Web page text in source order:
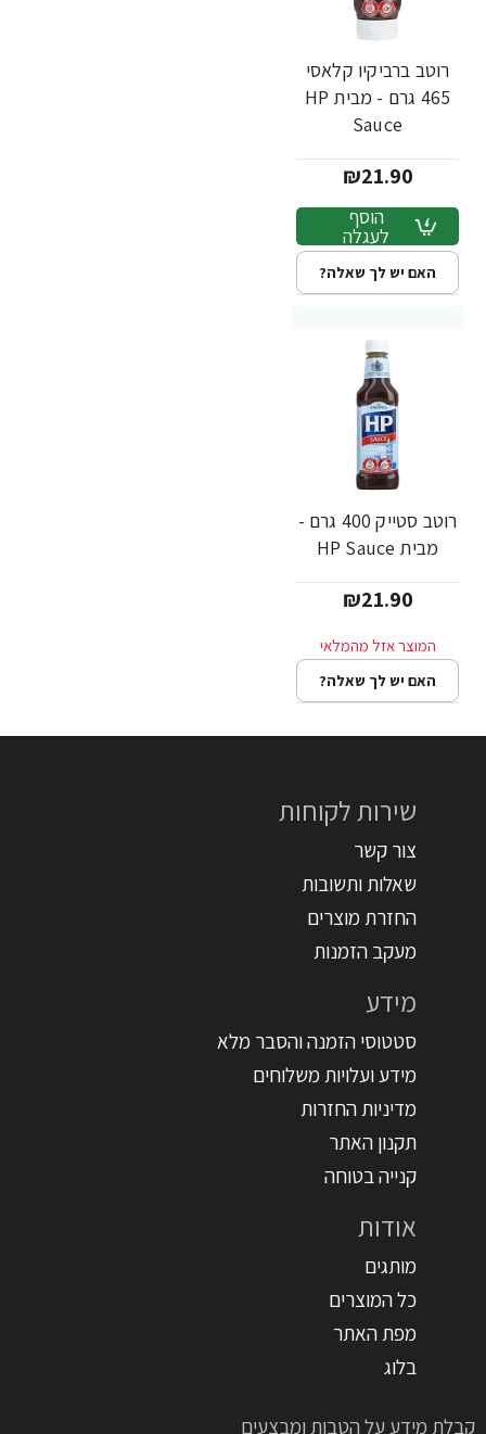
רוטב ברביקיו קלאסי
465 גרם - מבית HP
Sauce
₪21.90
הוסף
לעגלה
האם יש לך שאלה?
רוטב סטייק 400 גרם -
מבית HP Sauce
₪21.90
האם יש לך שאלה?
שירות לקוחות
צור קשר
שאלות ותשובות
החזרת מוצרים
מעקב הזמנות
מידע
סטטוסי הזמנה והסבר מלא
מידע ועלויות משלוחים
מדיניות החזרות
תקנון האתר
קנייה בטוחה
אודות
מותגים
כל המוצרים
מפת האתר
בלוג
קבלת מידע על הטבות ומבצעים